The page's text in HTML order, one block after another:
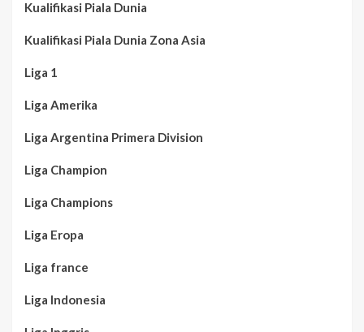
Kualifikasi Piala Dunia
Kualifikasi Piala Dunia Zona Asia
Liga 1
Liga Amerika
Liga Argentina Primera Division
Liga Champion
Liga Champions
Liga Eropa
Liga france
Liga Indonesia